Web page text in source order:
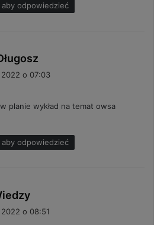
aby odpowiedzieć
e
o 07:03
planie wykład na temat owsa
aby odpowiedzieć
i
o 08:51